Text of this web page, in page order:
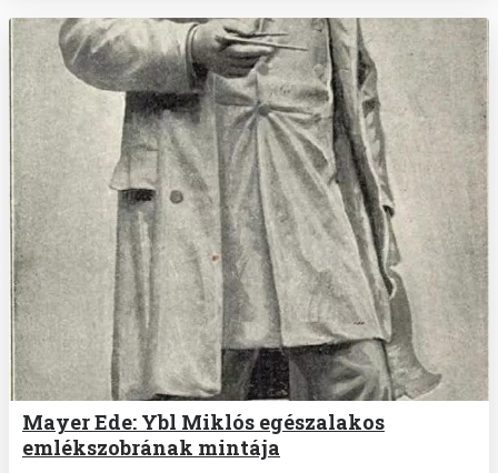
Mayer Ede: Ybl Miklós egészalakos
emlékszobrának mintája